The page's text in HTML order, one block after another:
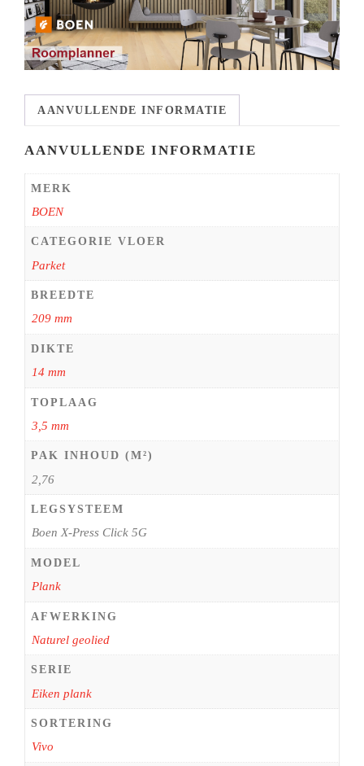
AANVULLENDE INFORMATIE
AANVULLENDE INFORMATIE
MERK
BOEN
CATEGORIE VLOER
Parket
BREEDTE
209 mm
DIKTE
14 mm
TOPLAAG
3,5 mm
PAK INHOUD (M²)
2,76
LEGSYSTEEM
Boen X-Press Click 5G
MODEL
Plank
AFWERKING
Naturel geolied
SERIE
Eiken plank
SORTERING
Vivo